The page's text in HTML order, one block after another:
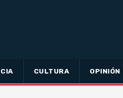
CULTURA OPINIÓN